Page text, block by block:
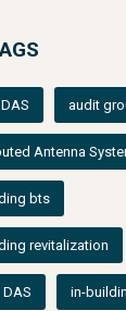
audit
Antenna
bts
revitalization
DAS in-